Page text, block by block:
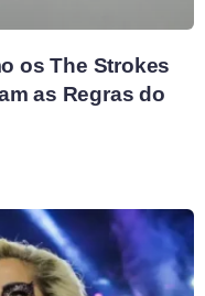
os The Strokes
as Regras do